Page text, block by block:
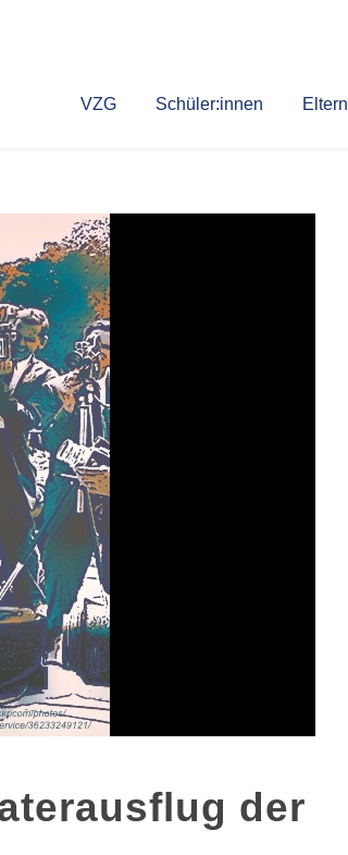
VZG Schüler:innen Eltern
der